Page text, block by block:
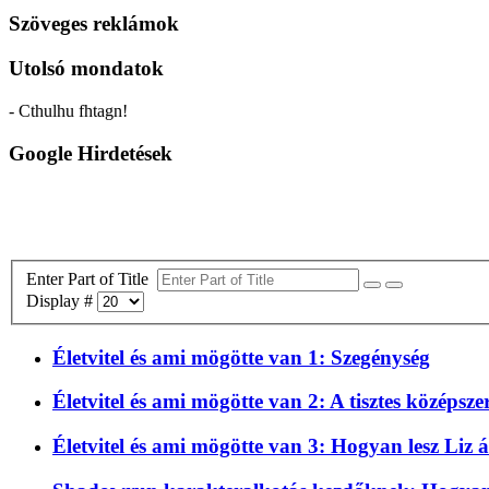
Szöveges reklámok
Utolsó mondatok
- Cthulhu fhtagn!
Google Hirdetések
Enter Part of Title
Display #
Életvitel és ami mögötte van 1: Szegénység
Életvitel és ami mögötte van 2: A tisztes
Életvitel és ami mögötte van 3: Hogyan lesz Liz